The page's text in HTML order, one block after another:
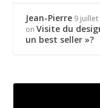
Jean-Pierre 9 juillet
onVisite du
un best seller »?